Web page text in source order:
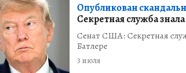
Опубликован
Секретная служба
Сенат США: Секретная
Батлере
3 июля